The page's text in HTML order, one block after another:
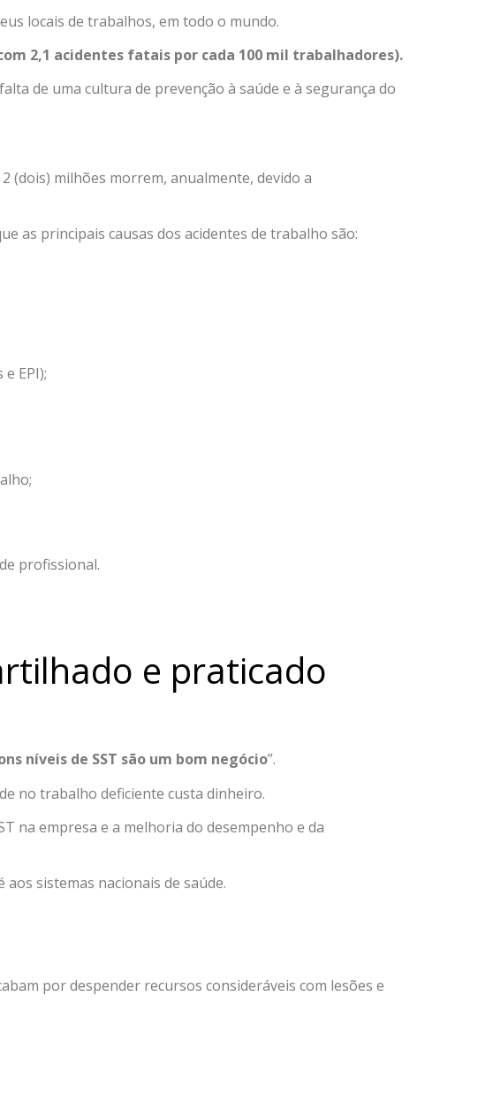
locais de trabalhos, em todo o mundo.
2,1 acidentes fatais por cada 100 mil trabalhadores).
de uma cultura de prevenção à saúde e à segurança do
(dois) milhões morrem, anualmente, devido a
as principais causas dos acidentes de trabalho são:
EPI);
profissional.
e praticado
níveis de SST são um bom negócio”.
no trabalho deficiente custa dinheiro.
na empresa e a melhoria do desempenho e da
sistemas nacionais de saúde.
por despender recursos consideráveis com lesões e